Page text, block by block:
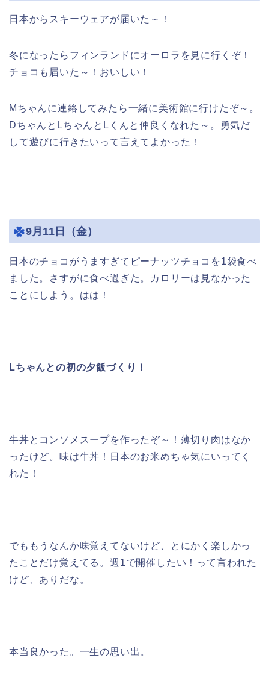
日本からスキーウェアが届いた～！
冬になったらフィンランドにオーロラを見に行くぞ！
チョコも届いた～！おいしい！
Mちゃんに連絡してみたら一緒に美術館に行けたぞ～。
DちゃんとLちゃんとLくんと仲良くなれた～。勇気だ
して遊びに行きたいって言えてよかった！
9月11日（金）
日本のチョコがうますぎてピーナッツチョコを1袋食べ
ました。さすがに食べ過ぎた。カロリーは見なかった
ことにしよう。はは！
Lちゃんとの初の夕飯づくり！
牛丼とコンソメスープを作ったぞ～！薄切り肉はなか
ったけど。味は牛丼！日本のお米めちゃ気にいってく
れた！
でももうなんか味覚えてないけど、とにかく楽しかっ
たことだけ覚えてる。週1で開催したい！って言われた
けど、ありだな。
本当良かった。一生の思い出。